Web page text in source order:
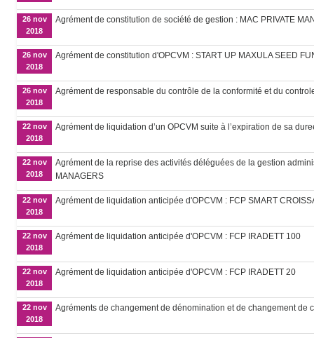
26 nov
2018
Agrément de constitution de société de gestion : MAC PRIVATE
26 nov
2018
Agrément de constitution d'OPCVM : START UP MAXULA SEED
26 nov
2018
Agrément de responsable du contrôle de la conformité et du
22 nov
2018
Agrément de liquidation d’un OPCVM suite à l’expiration de sa
22 nov
2018
Agrément de la reprise des activités déléguées de la gestion
MANAGERS
22 nov
2018
Agrément de liquidation anticipée d'OPCVM : FCP SMART
22 nov
2018
Agrément de liquidation anticipée d'OPCVM : FCP IRADETT 100
22 nov
2018
Agrément de liquidation anticipée d'OPCVM : FCP IRADETT 20
22 nov
2018
Agréments de changement de dénomination et de changement de